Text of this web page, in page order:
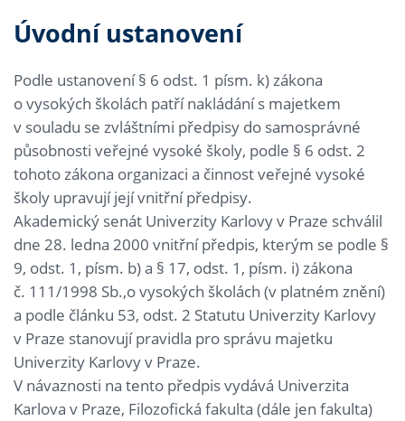
Úvodní ustanovení
Podle ustanovení § 6 odst. 1 písm. k) zákona
o vysokých školách patří nakládání s majetkem
v souladu se zvláštními předpisy do samosprávné
působnosti veřejné vysoké školy, podle § 6 odst. 2
tohoto zákona organizaci a činnost veřejné vysoké
školy upravují její vnitřní předpisy.
Akademický senát Univerzity Karlovy v Praze schválil
dne 28. ledna 2000 vnitřní předpis, kterým se podle §
9, odst. 1, písm. b) a § 17, odst. 1, písm. i) zákona
č. 111/1998 Sb.,o vysokých školách (v platném znění)
a podle článku 53, odst. 2 Statutu Univerzity Karlovy
v Praze stanovují pravidla pro správu majetku
Univerzity Karlovy v Praze.
V návaznosti na tento předpis vydává Univerzita
Karlova v Praze, Filozofická fakulta (dále jen fakulta)